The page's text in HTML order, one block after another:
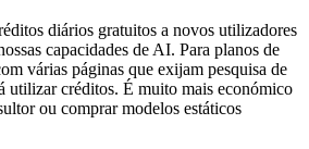
diários gratuitos a novos utilizadores
capacidades de AI. Para planos de
várias páginas que exijam pesquisa de
utilizar créditos. É muito mais económico
ou comprar modelos estáticos